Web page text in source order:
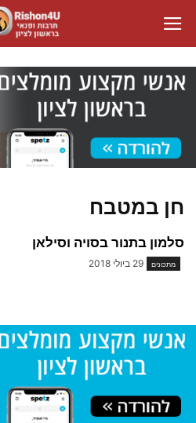
חן במטבח
סלמון בתנור בסויה וסילאן
מתכונים 29 ביולי 2018